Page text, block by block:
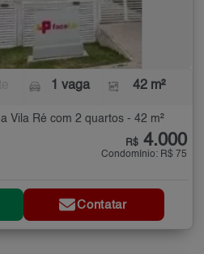
1 vaga 42 m²
Vila Ré com 2 quartos - 42 m²
R$ 4.000
Condomínio: R$ 75
Contatar